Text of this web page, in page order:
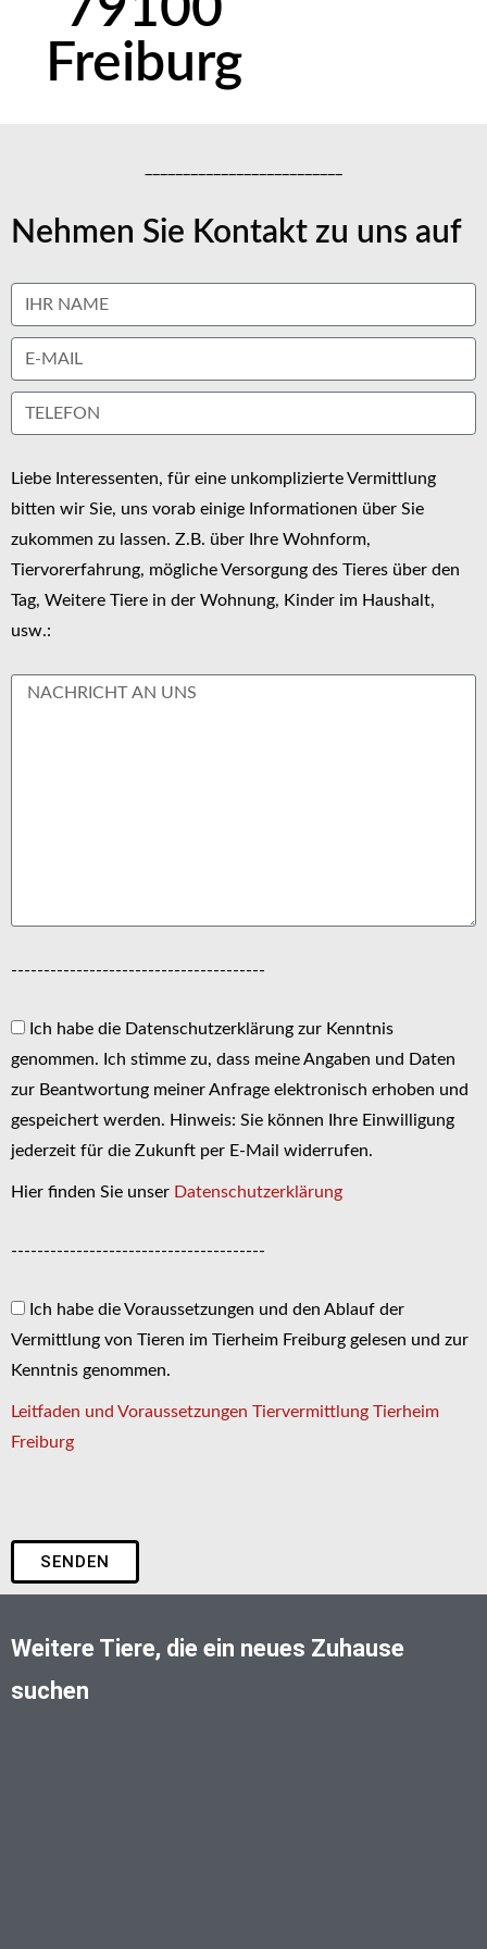
Freiburg
Nehmen Sie Kontakt zu uns auf
Liebe Interessenten, für eine unkomplizierte Vermittlung
bitten wir Sie, uns vorab einige Informationen über Sie
zukommen zu lassen. Z.B. über Ihre Wohnform,
Tiervorerfahrung, mögliche Versorgung des Tieres über den
Tag, Weitere Tiere in der Wohnung, Kinder im Haushalt,
usw.:
---------------------------------------
Ich habe die Datenschutzerklärung zur Kenntnis
genommen. Ich stimme zu, dass meine Angaben und Daten
zur Beantwortung meiner Anfrage elektronisch erhoben und
gespeichert werden. Hinweis: Sie können Ihre Einwilligung
jederzeit für die Zukunft per E-Mail widerrufen.
Hier finden Sie unser Datenschutzerklärung
---------------------------------------
Ich habe die Voraussetzungen und den Ablauf der
Vermittlung von Tieren im Tierheim Freiburg gelesen und zur
Kenntnis genommen.
Leitfaden und Voraussetzungen Tiervermittlung Tierheim
Freiburg
SENDEN
Weitere Tiere, die ein neues Zuhause
suchen